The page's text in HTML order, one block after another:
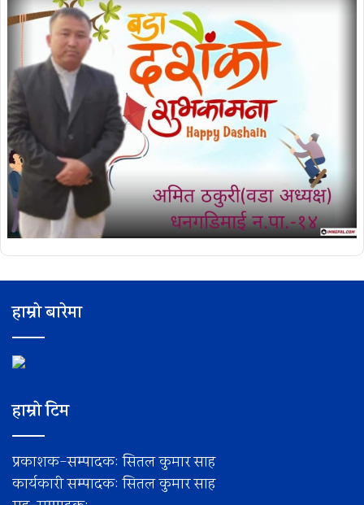
हाम्रो बारेमा
हाम्रो टिम
प्रकाशक-सम्पादक: सितल कुमार साह
कार्यकारी सम्पादक: सितल कुमार साह